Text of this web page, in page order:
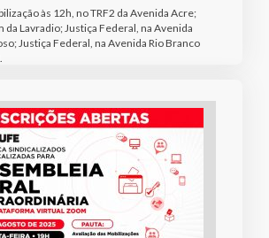
às 12h, no TRF2 da Avenida Acre;
da Lavradio; Justiça Federal, na Avenida
Justiça Federal, na Avenida Rio Branco